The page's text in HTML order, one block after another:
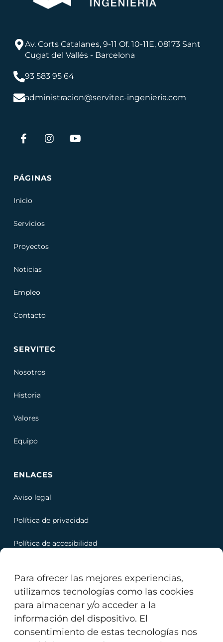
Para ofrecer las mejores experiencias,
utilizamos tecnologías como las cookies
para almacenar y/o acceder a la
información del dispositivo. El
consentimiento de estas tecnologías nos
Av. Corts Catalanes, 9-11 Of. 10-11E, 08173 Sant
Cugat del Vallés - Barcelona
93 583 95 64
administracion@servitec-ingenieria.com
PÁGINAS
Inicio
Servicios
Proyectos
Noticias
Empleo
Contacto
SERVITEC
Nosotros
Historia
Valores
Equipo
ENLACES
Aviso legal
Política de privacidad
Política de accesibilidad
Copyright © 2023 Servitec Ingenieria. Todos los